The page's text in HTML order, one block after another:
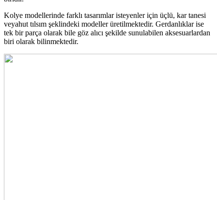
Kolye modellerinde farklı tasarımlar isteyenler için üçlü, kar tanesi
veyahut tılsım şeklindeki modeller üretilmektedir. Gerdanlıklar ise
tek bir parça olarak bile göz alıcı şekilde sunulabilen aksesuarlardan
biri olarak bilinmektedir.